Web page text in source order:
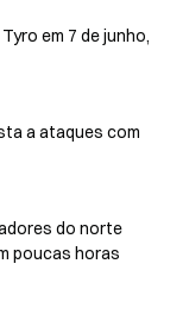
em 7 de junho,
a ataques com
do norte
poucas horas